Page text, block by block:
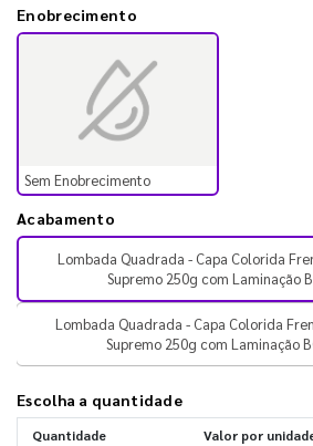
Enobrecimento
Sem Enobrecimento
Acabamento
Lombada Quadrada - Capa Colorida
Supremo 250g com Laminação
Lombada Quadrada - Capa Colorida
Supremo 250g com Laminação
Escolha a quantidade
Quantidade Valor por